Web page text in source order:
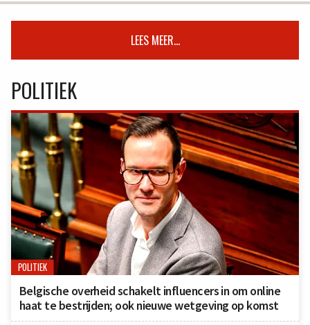
LEES MEER...
POLITIEK
POLITIEK
Belgische overheid schakelt influencers in om online
haat te bestrijden; ook nieuwe wetgeving op komst